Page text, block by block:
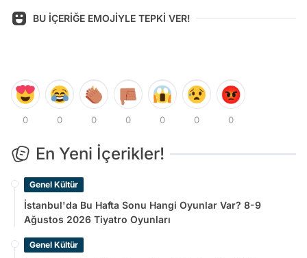
BU İÇERİĞE EMOJİYLE TEPKİ VER!
0 0 0 0 0 0 0
En Yeni İçerikler!
Genel Kültür
İstanbul'da Bu Hafta Sonu Hangi Oyunlar Var? 8-9
Ağustos 2026 Tiyatro Oyunları
Genel Kültür